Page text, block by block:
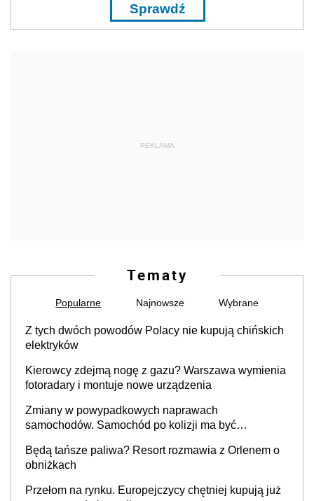
Sprawdź
REKLAMA
Tematy
Popularne Najnowsze Wybrane
Z tych dwóch powodów Polacy nie kupują chińskich
elektryków
Kierowcy zdejmą nogę z gazu? Warszawa wymienia
fotoradary i montuje nowe urządzenia
Zmiany w powypadkowych naprawach
samochodów. Samochód po kolizji ma być
producenta
Będą tańsze paliwa? Resort rozmawia z Orlenem o
obniżkach
Przełom na rynku. Europejczycy chętniej kupują już